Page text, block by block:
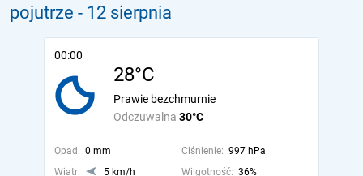
pojutrze - 12 sierpnia
00:00
28°C
Odczuwalna 30°C
Prawie bezchmurnie
Opad: 0 mm Ciśnienie: 997 hPa
Wiatr:
5 km/h Wilgotność: 36%